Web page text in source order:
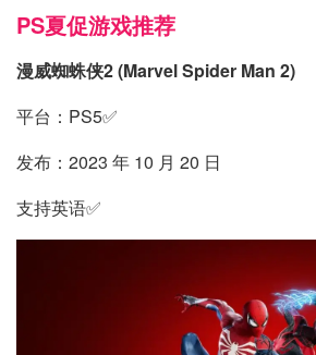
PS夏促游戏推荐
漫威蜘蛛侠2 (Marvel Spider Man 2)
平台：PS5✅
发布：2023 年 10 月 20 日
支持英语✅